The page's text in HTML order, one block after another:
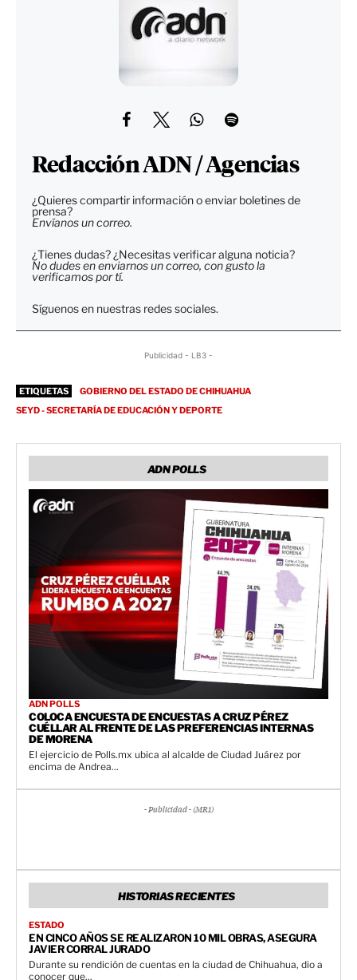
Redacción ADN / Agencias
¿Quieres compartir información o enviar boletines de
prensa?
Envíanos un correo.
¿Tienes dudas? ¿Necesitas verificar alguna noticia?
No dudes en enviarnos un correo, con gusto la
verificamos por tí.
Síguenos en nuestras redes sociales.
Publicidad - LB3 -
ETIQUETAS
GOBIERNO DEL ESTADO DE CHIHUAHUA
SEYD - SECRETARÍA DE EDUCACIÓN Y DEPORTE
ADN POLLS
ADN POLLS
COLOCA ENCUESTA DE ENCUESTAS A CRUZ PÉREZ
CUÉLLAR AL FRENTE DE LAS PREFERENCIAS INTERNAS
DE MORENA
El ejercicio de Polls.mx ubica al alcalde de Ciudad Juárez por
encima de Andrea...
- Publicidad - (MR1)
HISTORIAS RECIENTES
ESTADO
EN CINCO AÑOS SE REALIZARON 10 MIL OBRAS, ASEGURA
JAVIER CORRAL JURADO
Durante su rendición de cuentas en la ciudad de Chihuahua, dio a
conocer que...